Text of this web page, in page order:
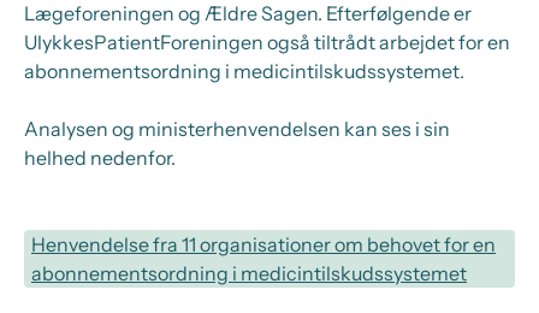
Lægeforeningen og Ældre Sagen. Efterfølgende er
UlykkesPatientForeningen også tiltrådt arbejdet for en
abonnementsordning i medicintilskudssystemet.
Analysen og ministerhenvendelsen kan ses i sin
helhed nedenfor.
Henvendelse fra 11 organisationer om behovet for en
abonnementsordning i medicintilskudssystemet